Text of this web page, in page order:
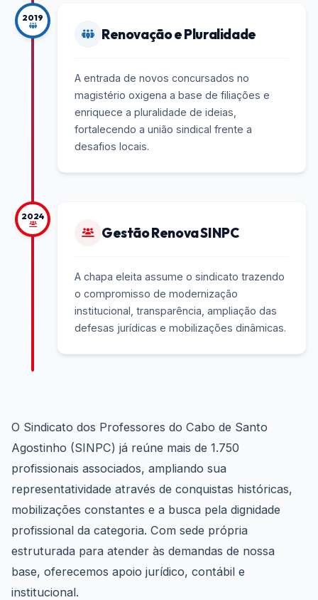
Renovação e Pluralidade
A entrada de novos concursados no
magistério oxigena a base de filiações e
enriquece a pluralidade de ideias,
fortalecendo a união sindical frente a
desafios locais.
2019
Gestão Renova SINPC
A chapa eleita assume o sindicato trazendo
o compromisso de modernização
institucional, transparência, ampliação das
defesas jurídicas e mobilizações dinâmicas.
2024
O Sindicato dos Professores do Cabo de Santo
Agostinho (SINPC) já reúne mais de 1.750
profissionais associados, ampliando sua
representatividade através de conquistas históricas,
mobilizações constantes e a busca pela dignidade
profissional da categoria. Com sede própria
estruturada para atender às demandas de nossa
base, oferecemos apoio jurídico, contábil e
institucional.